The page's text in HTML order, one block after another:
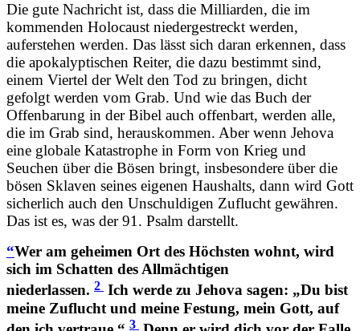
Die gute Nachricht ist, dass die Milliarden, die im
kommenden Holocaust niedergestreckt werden,
auferstehen werden. Das lässt sich daran erkennen, dass
die apokalyptischen Reiter, die dazu bestimmt sind,
einem Viertel der Welt den Tod zu bringen, dicht
gefolgt werden vom Grab. Und wie das Buch der
Offenbarung in der Bibel auch offenbart, werden alle,
die im Grab sind, herauskommen. Aber wenn Jehova
eine globale Katastrophe in Form von Krieg und
Seuchen über die Bösen bringt, insbesondere über die
bösen Sklaven seines eigenen Haushalts, dann wird Gott
sicherlich auch den Unschuldigen Zuflucht gewähren.
Das ist es, was der 91. Psalm darstellt.
“Wer am geheimen Ort des Höchsten wohnt, wird
sich im Schatten des Allmächtigen
niederlassen. 2 Ich werde zu Jehova sagen: „Du bist
meine Zuflucht und meine Festung, mein Gott, auf
3